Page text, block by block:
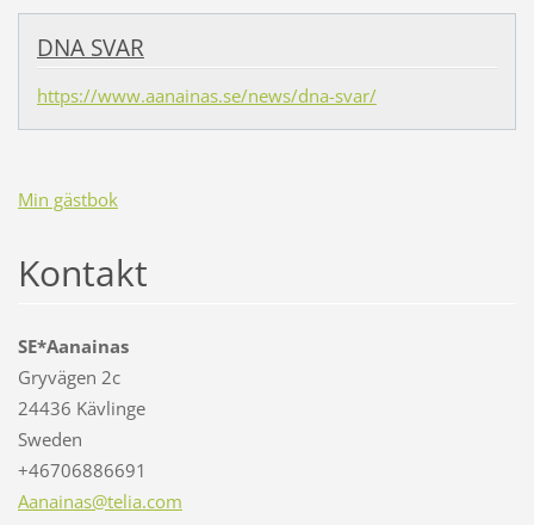
DNA SVAR
https://www.aanainas.se/news/dna-svar/
Min gästbok
Kontakt
SE*Aanainas
Gryvägen 2c
24436 Kävlinge
Sweden
+46706886691
Aanainas@telia.com